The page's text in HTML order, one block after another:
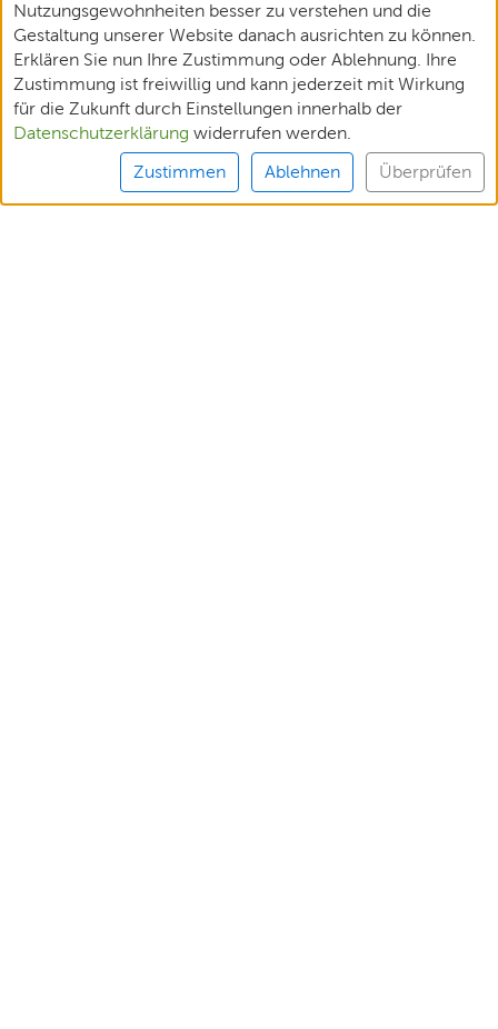
Nutzungsgewohnheiten besser zu verstehen und die
Gestaltung unserer Website danach ausrichten zu können.
Erklären Sie nun Ihre Zustimmung oder Ablehnung. Ihre
Zustimmung ist freiwillig und kann jederzeit mit Wirkung
für die Zukunft durch Einstellungen innerhalb der
Datenschutzerklärung widerrufen werden.
Zustimmen Ablehnen Überprüfen